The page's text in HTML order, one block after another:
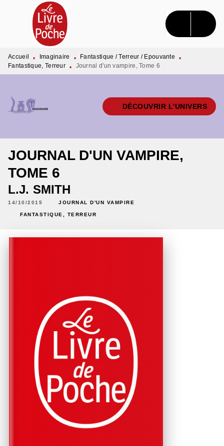
MENU RECHERCHE CONTENU
PIED DE PAGE
Accueil • Imaginaire • Fantastique / Terreur / Epouvante
•
Fantastique, Terreur • Journal d'un vampire, Tome 6
DÉCOUVRIR L'UNIVERS
JOURNAL D'UN VAMPIRE,
TOME 6
L.J. SMITH
14/10/2015 JOURNAL D'UN VAMPIRE
FANTASTIQUE, TERREUR